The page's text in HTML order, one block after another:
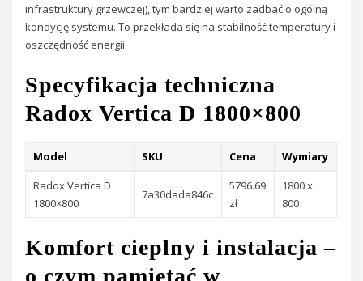
infrastruktury grzewczej), tym bardziej warto zadbać o ogólną
kondycję systemu. To przekłada się na stabilność temperatury i
oszczędność energii.
Specyfikacja techniczna
Radox Vertica D 1800×800
Model SKU Cena
Wymiary
Radox Vertica D
1800×800
7a30dada846c
5796.69
zł
1800 x
800
Komfort cieplny i instalacja –